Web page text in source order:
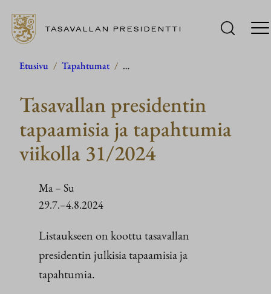
Siirry
TASAVALLAN PRESIDENTTI
Etusivu / Tapahtumat / …
Tasavallan presidentin
tapaamisia ja tapahtumia
viikolla 31/2024
Ma – Su
29.7.–4.8.2024
Listaukseen on koottu tasavallan
presidentin julkisia tapaamisia ja
tapahtumia.